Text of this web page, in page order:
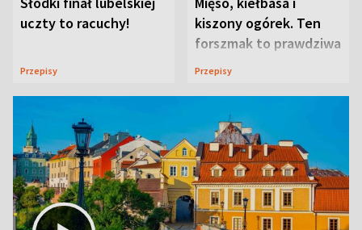
uczty to racuchy!
Przepisy
kiszony ogórek. Ten
forszmak to prawdziwa
uczta
Przepisy